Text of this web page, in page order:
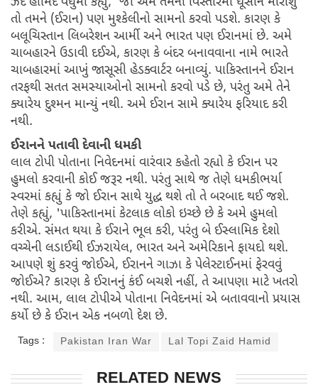
તો તમને (ઈરાન) પણ મુશ્કેલીનો સામનો કરવો પડશે. કારણ કે
બલૂચિસ્તાન લિબરેશન આર્મી અને ભારત પણ ઈરાનમાં છે. અમે
ચાબહારને ઉડાવી દઈએ, કારણ કે બંદર બનાવવાના નામે ભારતે
ચાબહારમાં આખું જાસૂસી હેડક્વાર્ટર બનાવ્યું. પાકિસ્તાનને ઈરાન
તરફથી સતત સમસ્યાઓનો સામનો કરવો પડે છે, પરંતુ અમે તેને
ક્યારેય દુશ્મન માન્યું નથી. અમે ઈરાન સામે ક્યારેય ફરિયાદ કરી
નથી.
ઈરાનને પતાવી દેવાની ધમકી
લાલ ટોપી પોતાના નિવેદનમાં વારંવાર કહેતો રહ્યો કે ઈરાન પર
હુમલો કરવાની કોઈ જરૂર નથી. પરંતુ સાથે જ તેણે ધમકીભર્યા
સ્વરમાં કહ્યું કે જો ઈરાન સાથે યુદ્ધ થશે તો તે બરબાદ થઈ જશે.
તેણે કહ્યું, 'પાકિસ્તાનમાં કેટલાક લોકો ઇચ્છે છે કે અમે હુમલો
કરીએ. સંમત થયા કે ઈરાને ભૂલ કરી, પરંતુ બે ઈસ્લામિક દેશો
વચ્ચેની લડાઈથી ઈઝરાયેલ, ભારત અને અમેરિકાને ફાયદો થશે.
આપણે શું કરવું જોઈએ, ઈરાનને ગાઝા કે પેલેસ્ટાઈનમાં ફેરવવું
જોઈએ? કારણ કે ઈરાનનું કંઈ બચશે નહીં, તે આપણા માટે ખતરો
નથી. આમ, લાલ ટોપીએ પોતાના નિવેદનમાં એ બતાવવાનો પ્રયાસ
કર્યો છે કે ઈરાન એક નબળો દેશ છે.
Tags : Pakistan Iran War Lal Topi Zaid Hamid
RELATED NEWS